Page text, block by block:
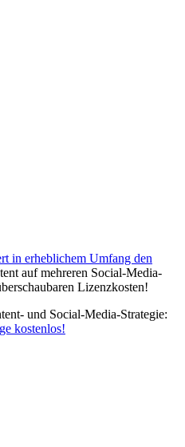
in erheblichem Umfang den
auf mehreren Social-Media-
Lizenzkosten!
und Social-Media-Strategie:
kostenlos!